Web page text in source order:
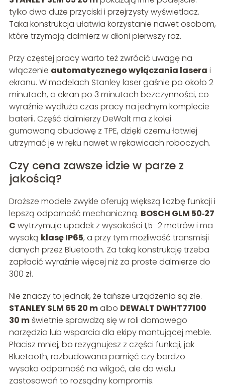
tylko dwa duże przyciski i przejrzysty wyświetlacz.
Taka konstrukcja ułatwia korzystanie nawet osobom,
które trzymają dalmierz w dłoni pierwszy raz.
Przy częstej pracy warto też zwrócić uwagę na
włączenie automatycznego wyłączania lasera i
ekranu. W modelach Stanley laser gaśnie po około 2
minutach, a ekran po 3 minutach bezczynności, co
wyraźnie wydłuża czas pracy na jednym komplecie
baterii. Część dalmierzy DeWalt ma z kolei
gumowaną obudowę z TPE, dzięki czemu łatwiej
utrzymać je w ręku nawet w rękawicach roboczych.
Czy cena zawsze idzie w parze z
jakością?
Droższe modele zwykle oferują większą liczbę funkcji i
lepszą odporność mechaniczną. BOSCH GLM 50‑27
C wytrzymuje upadek z wysokości 1,5–2 metrów i ma
wysoką klasę IP65, a przy tym możliwość transmisji
danych przez Bluetooth. Za taką konstrukcję trzeba
zapłacić wyraźnie więcej niż za proste dalmierze do
300 zł.
Nie znaczy to jednak, że tańsze urządzenia są złe.
STANLEY SLM 65 20 malbo DEWALT DWHT77100
30 mświetnie sprawdzą się w roli domowego
narzędzia lub wsparcia dla ekipy montującej meble.
Płacisz mniej, bo rezygnujesz z części funkcji, jak
Bluetooth, rozbudowana pamięć czy bardzo
wysoka odporność na wilgoć, ale do wielu
zastosowań to rozsądny kompromis.